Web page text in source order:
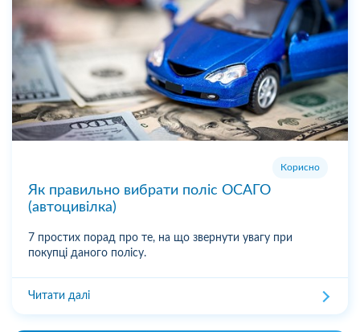
Корисно
Як правильно вибрати поліс ОСАГО
(автоцивілка)
7 простих порад про те, на що звернути увагу при
покупці даного полісу.
Читати далі